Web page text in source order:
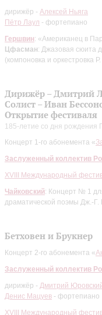
дирижёр - Алексей Ньяга
Пётр Лаул - фортепиано
Гершвин: «Американец в
Цфасман: Джазовая сюита
(компоновка и оркестровка
Дирижёр – Дмитрий
Солист – Иван
Открытие фестиваля
185-летие со дня рождения
Концерт 1-го абонемента «
Заслуженный коллектив
XVIII Международный
Чайковский: Концерт № 1
драматической поэмы Дж.-Г.
Бетховен и Брукнер
Концерт 2-го абонемента «
Заслуженный коллектив
дирижёр - Дмитрий
Денис Мацуев - фортепиано
XVIII Международный